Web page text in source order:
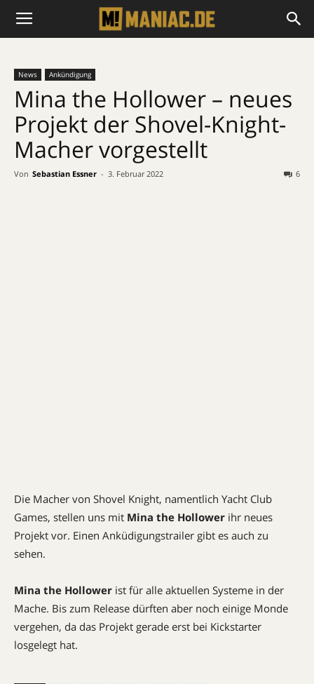
News Ankündigung
Mina the Hollower – neues
Projekt der Shovel-Knight-
Macher vorgestellt
Von Sebastian Essner - 3. Februar 2022 6
Die Macher von Shovel Knight, namentlich Yacht Club
Games, stellen uns mit Mina the Hollower ihr neues
Projekt vor. Einen Anküdigungstrailer gibt es auch zu
sehen.
Mina the Hollower ist für alle aktuellen Systeme in der
Mache. Bis zum Release dürften aber noch einige Monde
vergehen, da das Projekt gerade erst bei Kickstarter
losgelegt hat.